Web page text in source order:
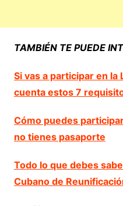
TAMBIÉN TE PUEDE
Si vas a participar en la
cuenta estos 7
Cómo puedes
no tienes pasaporte
Todo lo que debes
Cubano de